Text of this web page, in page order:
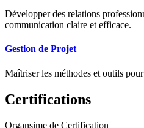
Développer des relations
communication claire et efficace.
Gestion de Projet
Maîtriser les méthodes et outils
Certifications
Organsime de Certification